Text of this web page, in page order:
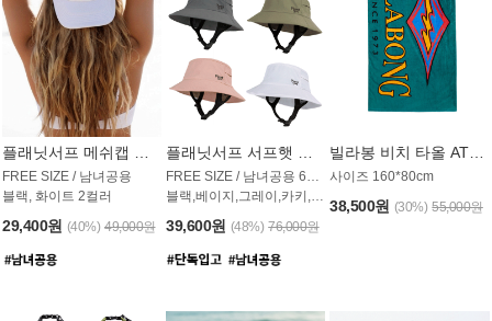
FREE SIZE / 남녀공용
블랙, 화이트 2컬러
29,400원 (40%) 49,000원
블랙,베이지,그레이,카키,핑크,화이트
39,600원 (48%) 76,000원
사이즈 160*80cm
38,500원 (30%) 55,000원